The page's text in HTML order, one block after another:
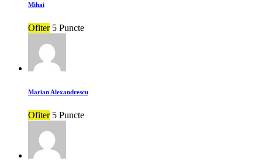
Mihai
Ofiter 5 Puncte
Marian Alexandrescu
Ofiter 5 Puncte